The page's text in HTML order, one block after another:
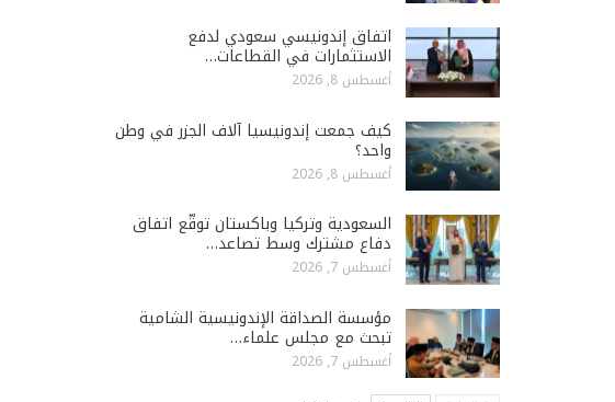
اتفاق إندونيسي سعودي لدفع
الاستثمارات في القطاعات…
أغسطس 8, 2026
كيف جمعت إندونيسيا آلاف الجزر في وطن
واحد؟
أغسطس 8, 2026
السعودية وتركيا وباكستان توقّع اتفاق
دفاع مشترك وسط تصاعد…
أغسطس 7, 2026
مؤسسة الصداقة الإندونيسية الشامية
تبحث مع مجلس علماء…
أغسطس 7, 2026